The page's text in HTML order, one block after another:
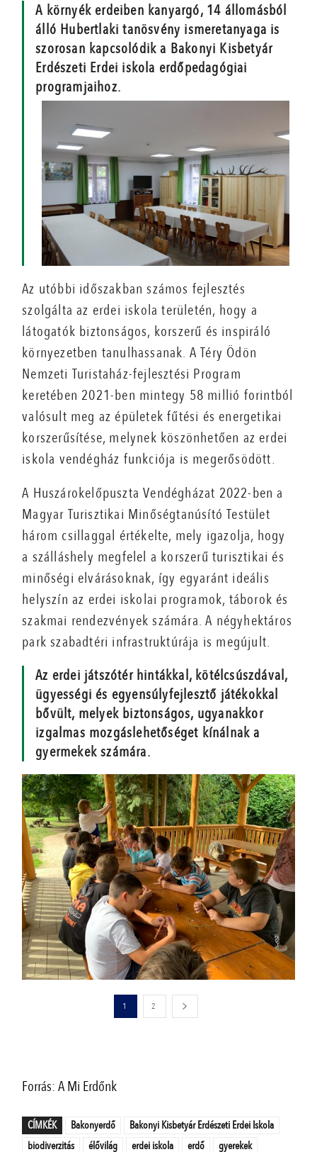
A környék erdeiben kanyargó, 14 állomásból
álló Hubertlaki tanösvény ismeretanyaga is
szorosan kapcsolódik a Bakonyi Kisbetyár
Erdészeti Erdei iskola erdőpedagógiai
programjaihoz.
Az utóbbi időszakban számos fejlesztés
szolgálta az erdei iskola területén, hogy a
látogatók biztonságos, korszerű és inspiráló
környezetben tanulhassanak. A Téry Ödön
Nemzeti Turistaház-fejlesztési Program
keretében 2021-ben mintegy 58 millió forintból
valósult meg az épületek fűtési és energetikai
korszerűsítése, melynek köszönhetően az erdei
iskola vendégház funkciója is megerősödött.
A Huszárokelőpuszta Vendégházat 2022-ben a
Magyar Turisztikai Minőségtanúsító Testület
három csillaggal értékelte, mely igazolja, hogy
a szálláshely megfelel a korszerű turisztikai és
minőségi elvárásoknak, így egyaránt ideális
helyszín az erdei iskolai programok, táborok és
szakmai rendezvények számára. A négyhektáros
park szabadtéri infrastruktúrája is megújult.
Az erdei játszótér hintákkal, kötélcsúszdával,
ügyességi és egyensúlyfejlesztő játékokkal
bővült, melyek biztonságos, ugyanakkor
izgalmas mozgáslehetőséget kínálnak a
gyermekek számára.
1 2
Forrás: A Mi Erdőnk
CÍMKÉK Bakonyerdő
Bakonyi Kisbetyár Erdészeti Erdei Iskola
biodiverzitás
élővilág erdei iskola erdő gyerekek